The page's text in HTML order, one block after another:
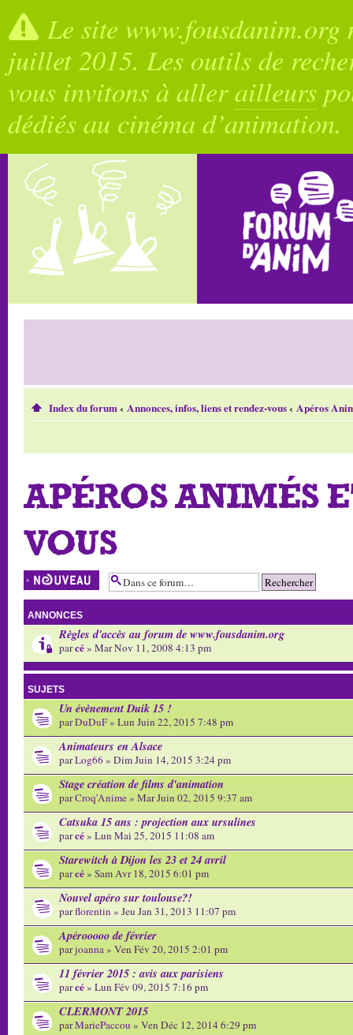
Le site
juillet 2015. Les outils de
vous invitons à allerailleurs
dédiés au cinéma d’animation.
Index du forum‹ Annonces, infos, liens et rendez-vous‹ Apéros
APÉROS ANIMÉS
VOUS
Écrire un nouveau
sujet
ANNONCES
Règles d'accès au forum de www.fousdanim.org
parcé» Mar Nov 11, 2008 4:13 pm
SUJETS
Un évènement Duik 15 !
parDuDuF» Lun Juin 22, 2015 7:48 pm
Animateurs en Alsace
parLog66 » Dim Juin 14, 2015 3:24 pm
Stage création de films d'animation
parCroq'Anime» Mar Juin 02, 2015 9:37 am
Catsuka 15 ans : projection aux ursulines
parcé» Lun Mai 25, 2015 11:08 am
Starewitch à Dijon les 23 et 24 avril
parcé» Sam Avr 18, 2015 6:01 pm
Nouvel apéro sur toulouse?!
parflorentin » Jeu Jan 31, 2013 11:07 pm
Apérooooo de février
parjoanna» Ven Fév 20, 2015 2:01 pm
11 février 2015 : avis aux parisiens
parcé» Lun Fév 09, 2015 7:16 pm
CLERMONT 2015
parMariePaccou » Ven Déc 12, 2014 6:29 pm